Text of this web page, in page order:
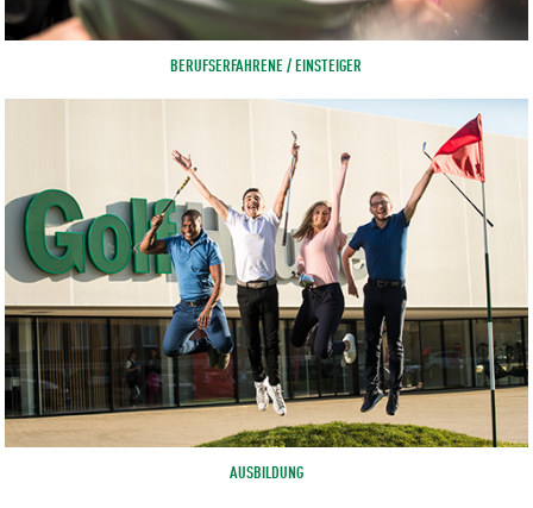
BERUFSERFAHRENE / EINSTEIGER
AUSBILDUNG